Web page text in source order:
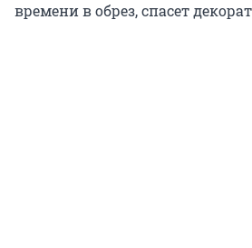
времени в обрез, спасет